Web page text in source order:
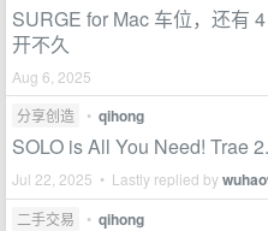
SURGE for Mac 车位，还有
开不久
Aug 6, 2025
分享创造
• qihong
SOLO is All You Need! Trae
Jul 22, 2025 • Lastly replied by
二手交易 • qihong